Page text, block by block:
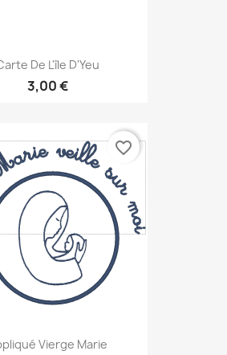
De L'île D'Yeu
3,00 €
Vierge Marie
favorite_border